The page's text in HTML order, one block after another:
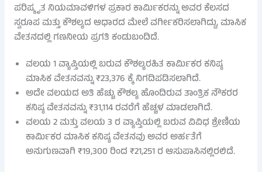
ಪರಿಷ್ಕೃತ ನಿಯಮಾವಳಿಗಳ ಪ್ರಕಾರ ಕಾರ್ಮಿಕರನ್ನು ಅವರ ಕೆಲಸದ
ಸ್ವರೂಪ ಮತ್ತು ಕೌಶಲ್ಯದ ಆಧಾರದ ಮೇಲೆ ವರ್ಗೀಕರಿಸಲಾಗಿದ್ದು, ಮಾಸಿಕ
ವೇತನದಲ್ಲಿ ಗಣನೀಯ ಪ್ರಗತಿ ಕಂಡುಬಂದಿದೆ.
ವಲಯ 1 ವ್ಯಾಪ್ತಿಯಲ್ಲಿ ಬರುವ ಕೌಶಲ್ಯರಹಿತ ಕಾರ್ಮಿಕರ ಕನಿಷ್ಠ
ಮಾಸಿಕ ವೇತನವನ್ನು ₹23,376 ಕ್ಕೆ ನಿಗದಿಪಡಿಸಲಾಗಿದೆ.
ಅದೇ ವಲಯದ ಅತಿ ಹೆಚ್ಚು ಕೌಶಲ್ಯ ಹೊಂದಿರುವ ತಾಂತ್ರಿಕ ನೌಕರರ
ಕನಿಷ್ಠ ವೇತನವನ್ನು ₹31,114 ರವರೆಗೆ ಹೆಚ್ಚಳ ಮಾಡಲಾಗಿದೆ.
ವಲಯ 2 ಮತ್ತು ವಲಯ 3 ರ ವ್ಯಾಪ್ತಿಯಲ್ಲಿ ಬರುವ ವಿವಿಧ ಶ್ರೇಣಿಯ
ಕಾರ್ಮಿಕರ ಮಾಸಿಕ ಕನಿಷ್ಠ ವೇತನವು ಅವರ ಅರ್ಹತೆಗೆ
ಅನುಗುಣವಾಗಿ ₹19,300 ರಿಂದ ₹21,251 ರ ಆಸುಪಾಸಿನಲ್ಲಿರಲಿದೆ.